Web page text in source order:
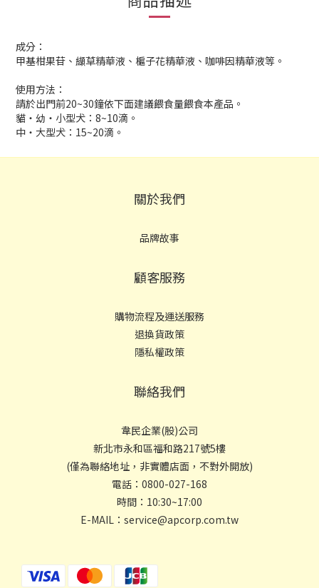
成分：
甲基柑果苷、纈草精華液、槴子花精華液、咖啡因精華液等。
使用方法：
請於出門前20~30鐘依下面建議餵食量餵食本產品。
貓‧幼‧小型犬：8~10滴。
中‧大型犬：15~20滴。
關於我們
品牌故事
顧客服務
購物流程及運送服務
退換貨政策
隱私權政策
聯絡我們
韋民企業(股)公司
新北市永和區福和路217號5樓
(僅為聯絡地址，非實體店面，不對外開放)
電話：0800-027-168
時間：10:30~17:00
E-MAIL：service@apcorp.com.tw